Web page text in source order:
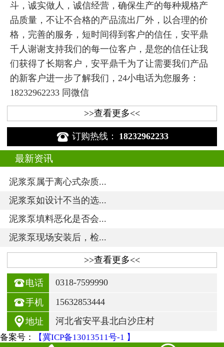
斗，诚实做人，诚信经营，确保生产的每种规格产
品质量，不让不合格的产品流出厂外，以合理的价
格，完善的服务，短时间得到客户的信任，安平鼎
千人谢谢支持我们的每一位客户，是您的信任让我
们获得了长期客户，安平鼎千为了让需要我们产品
的新客户进一步了解我们，24小电话为您服务：
18232962233 同微信
>>查看更多<<
 订购热线： 18232962233
最新资讯
泥浆泵属于离心式杂质...
泥浆泵如设计不当的选...
泥浆泵填料恶化是否会...
泥浆泵现场安装后，检...
>>查看更多<<
电话 0318-7599990
手机 15632853444
地址 河北省安平县北白沙庄村
备案号： 【冀ICP备13013511号-1 】